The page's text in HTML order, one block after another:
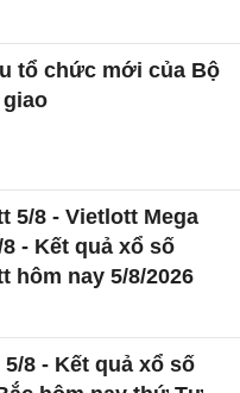
tổ chức mới của Bộ
giao
5/8 - Vietlott Mega
8 - Kết quả xổ số
hôm nay 5/8/2026
5/8 - Kết quả xổ số